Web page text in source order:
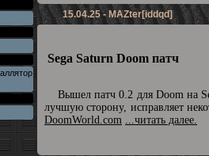
15.04.25 - MAZter[iddqd]
Sega Saturn Doom патч
Вышел патч 0.2 для Doom на
лучшую сторону, исправляет
DoomWorld.com ...читать далее.